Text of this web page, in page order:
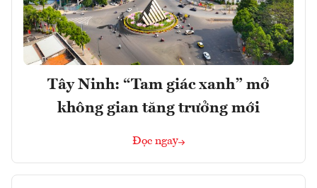
Tây Ninh: “Tam giác xanh” mở
không gian tăng trưởng mới
Đọc ngay